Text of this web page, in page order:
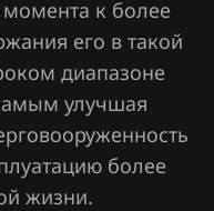
к более
его в такой
диапазоне
улучшая
более
жизни.